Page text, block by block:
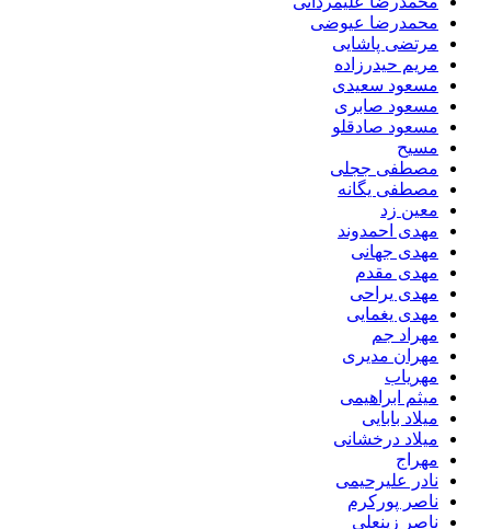
محمدرضا عیوضی
مرتضی پاشایی
مریم حیدرزاده
مسعود سعیدی
مسعود صابری
مسعود صادقلو
مسیح
مصطفی ججلی
مصطفی یگانه
معین زد
مهدی احمدوند
مهدی جهانی
مهدی مقدم
مهدی یراحی
مهدی یغمایی
مهراد جم
مهران مدیری
مهریاب
میثم ابراهیمی
میلاد بابایی
میلاد درخشانی
مهراج
نادر علیرحیمی
ناصر پورکرم
ناصر زینعلی